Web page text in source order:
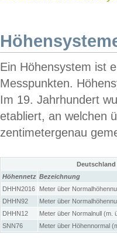
Ein Höhensystem ist
Messpunkten.
Im 19. Jahrhundert
etabliert, an welchen
zentimetergenau
Höhennetz Bezeichnung
DHHN2016
Meter über
DHHN92
Meter über
DHHN12
Meter über Normalnull (m.
SNN76
Meter über Höhennormal